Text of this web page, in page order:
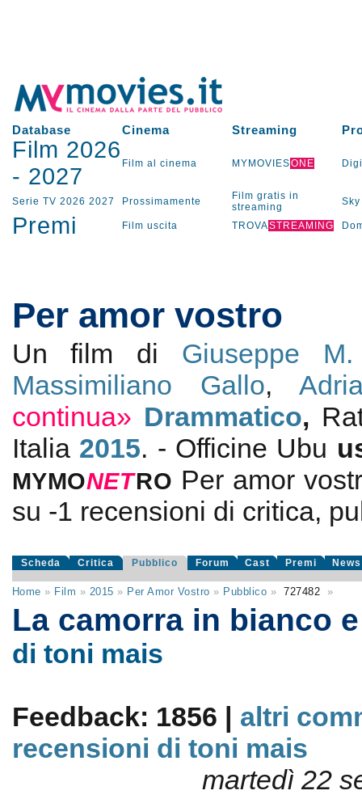
Database Cinema Streaming
Film 2026
- 2027 Film al cinema MYMOVIESONE
Serie TV 2026 2027 Prossimamente
Film gratis in
streaming
Sky
Premi Film uscita TROVASTREAMING
Per amor vostro
Un film di Giuseppe
Massimiliano Gallo,
continua» Drammatico,
Italia 2015. - Officine Ubu
MYMONETRO Per amor
su -1 recensioni di critica,
Scheda Critica Pubblico Forum Cast Premi News
Home » Film » 2015 » Per Amor Vostro » Pubblico » 727482 »
La camorra in bianco
di toni mais
Feedback: 1856 | altri
recensioni di toni mais
martedì 22